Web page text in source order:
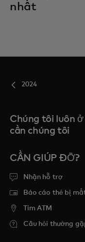
nhất
2024
Chúng tôi luôn
cần chúng tôi
CẦN GIÚP ĐỠ?
Nhận hỗ trợ
Báo cáo thẻ bị
Tim ATM
Câu hỏi thường